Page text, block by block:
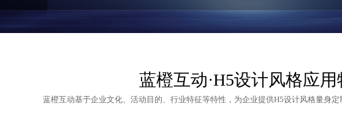
蓝橙互动·H5设计风格应用
蓝橙互动基于企业文化、活动目的、行业特征等特性，为企业提供H5设计风格量身定